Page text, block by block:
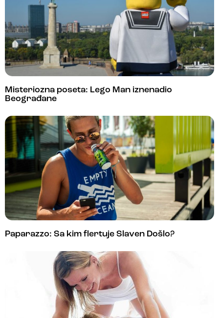
Misteriozna poseta: Lego Man iznenadio
Beograđane
Paparazzo: Sa kim flertuje Slaven Došlo?